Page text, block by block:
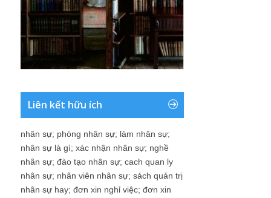
Liên kết hữu ích
nhân sự; phòng nhân sự; làm nhân sự;
nhân sự là gì; xác nhận nhân sự; nghề
nhân sự; đào tạo nhân sự; cach quan ly
nhân sự; nhân viên nhân sự; sách quản trị
nhân sự hay; đơn xin nghỉ việc; đơn xin